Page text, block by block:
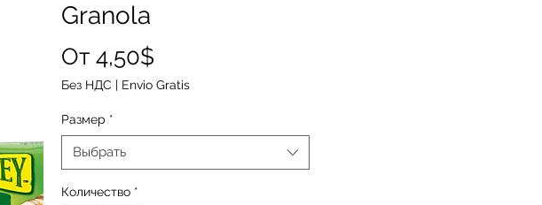
Granola
От 4,50$
Без НДС | Envio Gratis
Размер *
Выбрать
Количество *